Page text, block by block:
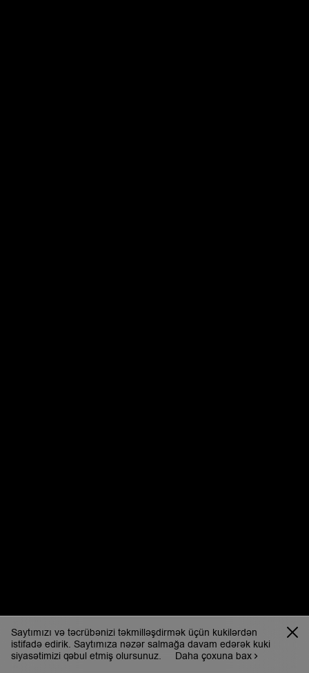
Saytımızı və təcrübənizi təkmilləşdirmək üçün kukilərdən
istifadə edirik. Saytımıza nəzər salmağa davam edərək kuki
siyasətimizi qəbul etmiş olursunuz.
Daha çoxuna bax